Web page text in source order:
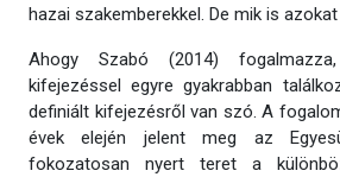
hazai szakemberekkel. De mik is azokat
Ahogy Szabó (2014)
kifejezéssel egyre gyakrabban
definiált kifejezésről van szó. A
évek elején jelent meg az
fokozatosan nyert teret a